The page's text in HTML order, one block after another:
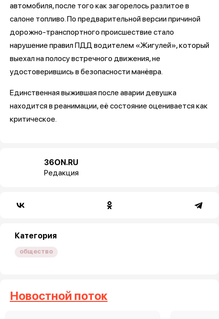
автомобиля, после того как загорелось разлитое в
салоне топливо. По предварительной версии причиной
дорожно-транспортного происшествие стало
нарушение правил ПДД водителем «Жигулей», который
выехал на полосу встречного движения, не
удостоверившись в безопасности манёвра.
Единственная выжившая после аварии девушка
находится в реанимации, её состояние оценивается как
критическое.
36ON.RU
Редакция
Категория
общество
Новостной поток